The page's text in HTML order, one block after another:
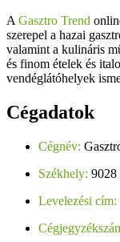
A Gasztro Trend
szerepel a hazai
valamint a kulináris
és finom ételek és
vendéglátóhelyek
Cégadatok
Cégnév:
Székhely: 9028
Levelezési cím: